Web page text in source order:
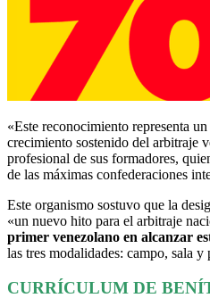
«Este reconocimiento representa
crecimiento sostenido del arbitraje
profesional de sus formadores,
de las máximas confederaciones
Este organismo sostuvo que la
«un nuevo hito para el arbitraje
primer venezolano en alcanzar
las tres modalidades: campo, sala y
CURRÍCULUM DE